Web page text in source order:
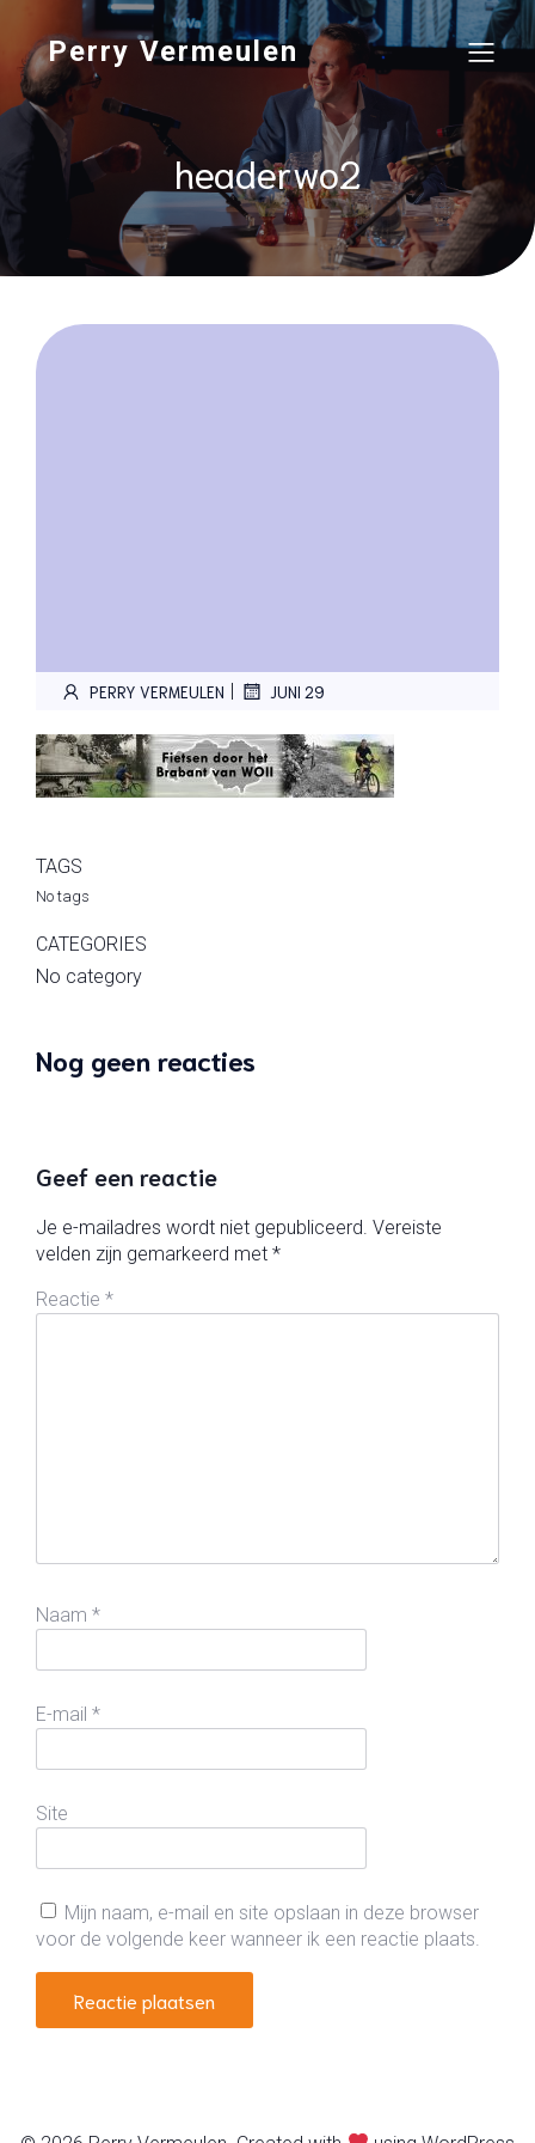
Perry Vermeulen
headerwo2
PERRY VERMEULEN | JUNI 29
TAGS
No tags
CATEGORIES
No category
Nog geen reacties
Geef een reactie
Je e-mailadres wordt niet gepubliceerd. Vereiste
velden zijn gemarkeerd met *
Reactie *
Naam *
E-mail *
Site
Mijn naam, e-mail en site opslaan in deze browser
voor de volgende keer wanneer ik een reactie plaats.